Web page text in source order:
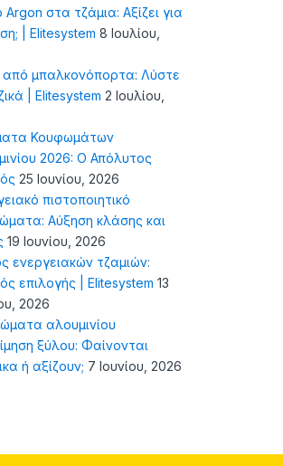
Argon στα τζάμια: Αξίζει για
| Elitesystem 8 Ιουλίου,
μπαλκονόπορτα: Λύστε
| Elitesystem 2 Ιουλίου,
Κουφωμάτων
2026: Ο Απόλυτος
25 Ιουνίου, 2026
πιστοποιητικό
Αύξηση κλάσης και
19 Ιουνίου, 2026
ενεργειακών τζαμιών:
επιλογής | Elitesystem 13
2026
αλουμινίου
ξύλου: Φαίνονται
ή αξίζουν; 7 Ιουνίου, 2026